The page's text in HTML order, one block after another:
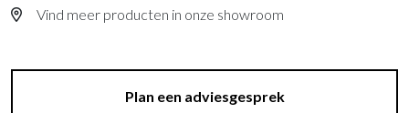
Vind meer producten in onze showroom
Plan een adviesgesprek